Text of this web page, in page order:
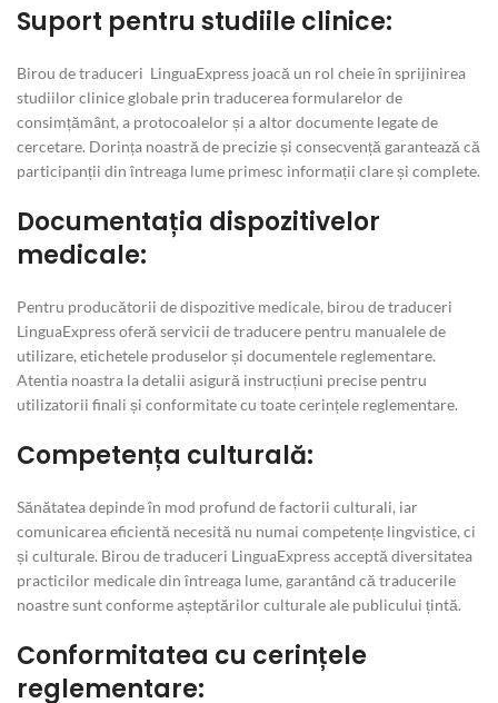
Suport pentru studiile clinice:
Birou de traduceri LinguaExpress joacă un rol cheie în sprijinirea
studiilor clinice globale prin traducerea formularelor de
consimțământ, a protocoalelor și a altor documente legate de
cercetare. Dorința noastră de precizie și consecvență garantează că
participanții din întreaga lume primesc informații clare și complete.
Documentația dispozitivelor
medicale:
Pentru producătorii de dispozitive medicale, birou de traduceri
LinguaExpress oferă servicii de traducere pentru manualele de
utilizare, etichetele produselor și documentele reglementare.
Atentia noastra la detalii asigură instrucțiuni precise pentru
utilizatorii finali și conformitate cu toate cerințele reglementare.
Competența culturală:
Sănătatea depinde în mod profund de factorii culturali, iar
comunicarea eficientă necesită nu numai competențe lingvistice, ci
și culturale. Birou de traduceri LinguaExpress acceptă diversitatea
practicilor medicale din întreaga lume, garantând că traducerile
noastre sunt conforme așteptărilor culturale ale publicului țintă.
Conformitatea cu cerințele
reglementare: